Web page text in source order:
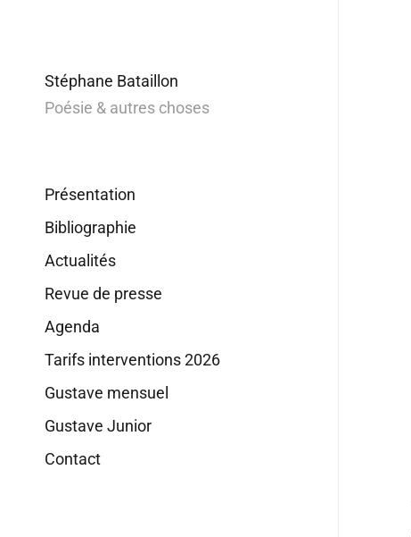
Stéphane Bataillon
Poésie & autres choses
Présentation
Bibliographie
Actualités
Revue de presse
Agenda
Tarifs interventions 2026
Gustave mensuel
Gustave Junior
Contact